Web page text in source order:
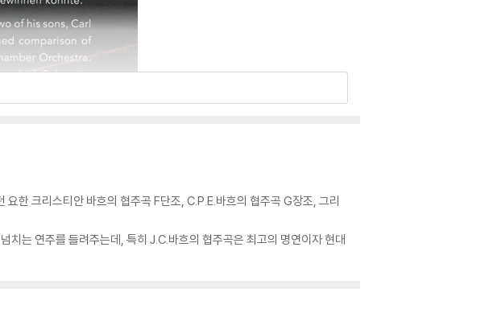
한 크리스티안 바흐의 협주곡 F단조, C.P.E.바흐의 협주곡 G장조, 그리
치는 연주를 들려주는데, 특히 J.C.바흐의 협주곡은 최고의 명연이자 현대